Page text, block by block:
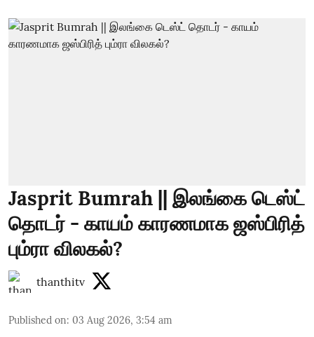
Jasprit Bumrah || இலங்கை டெஸ்ட்
தொடர் - காயம் காரணமாக ஜஸ்பிரித்
பும்ரா விலகல்?
thanthitv
Published on: 03 Aug 2026, 3:54 am